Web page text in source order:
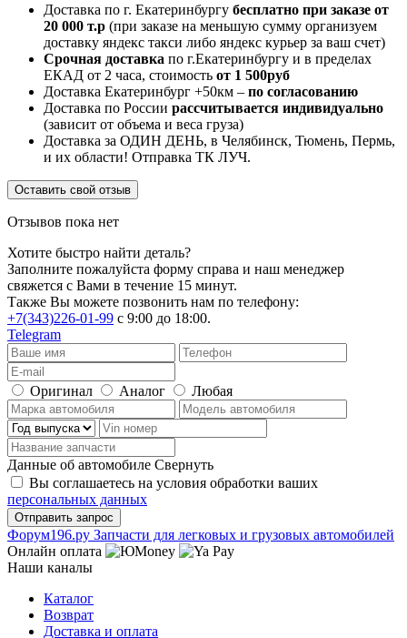
Доставка по г. Екатеринбургу бесплатно при заказе от
20 000 т.р (при заказе на меньшую сумму организуем
доставку яндекс такси либо яндекс курьер за ваш счет)
Срочная доставка по г.Екатеринбургу и в пределах
ЕКАД от 2 часа, стоимость от 1 500руб
Доставка Екатеринбург +50км – по согласованию
Доставка по России рассчитывается индивидуально
(зависит от объема и веса груза)
Доставка за ОДИН ДЕНЬ, в Челябинск, Тюмень, Пермь,
и их области! Отправка ТК ЛУЧ.
Оставить свой отзыв
Отзывов пока нет
Хотите быстро найти деталь?
Заполните пожалуйста форму справа и наш менеджер
свяжется с Вами в течение 15 минут.
Также Вы можете позвонить нам по телефону:
+7(343)226-01-99 с 9:00 до 18:00.
Telegram
Оригинал Аналог Любая
Данные об автомобиле Свернуть
Вы соглашаетесь на условия обработки ваших
персональных данных
Фoрум196.ру Запчасти для легковых и грузовых автомобилей
Онлайн оплата
Наши каналы
Каталог
Возврат
Доставка и оплата